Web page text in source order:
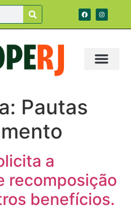
Pautas
a
recomposição
benefícios.